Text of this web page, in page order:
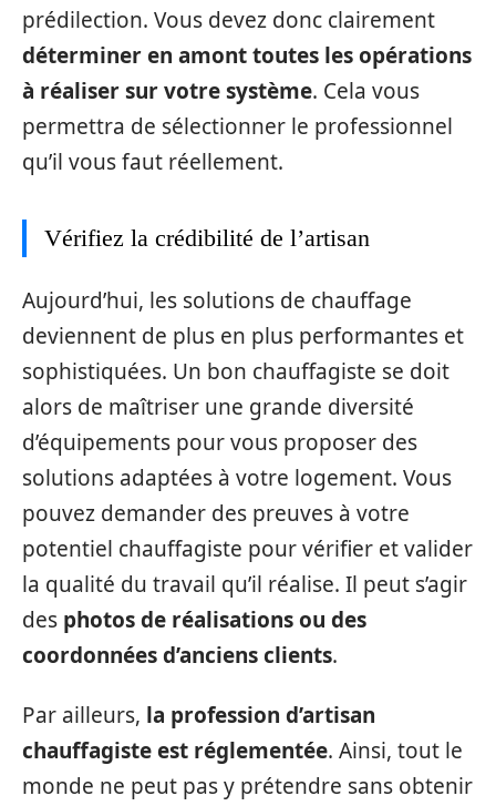
prédilection. Vous devez donc clairement
déterminer en amont toutes les opérations
à réaliser sur votre système. Cela vous
permettra de sélectionner le professionnel
qu’il vous faut réellement.
Vérifiez la crédibilité de l’artisan
Aujourd’hui, les solutions de chauffage
deviennent de plus en plus performantes et
sophistiquées. Un bon chauffagiste se doit
alors de maîtriser une grande diversité
d’équipements pour vous proposer des
solutions adaptées à votre logement. Vous
pouvez demander des preuves à votre
potentiel chauffagiste pour vérifier et valider
la qualité du travail qu’il réalise. Il peut s’agir
des photos de réalisations ou des
coordonnées d’anciens clients.
Par ailleurs, la profession d’artisan
chauffagiste est réglementée. Ainsi, tout le
monde ne peut pas y prétendre sans obtenir